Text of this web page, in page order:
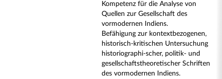
Kompetenz für die Analyse von
Quellen zur Gesellschaft des
vormodernen Indiens.
Befähigung zur kontextbezogenen,
historisch-kritischen Untersuchung
historiographi-scher, politik- und
gesellschaftstheoretischer Schriften
des vormodernen Indiens.